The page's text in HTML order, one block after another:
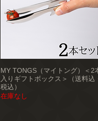
MY TONGS（マイトング）＜2
入りギフトボックス＞（送料込
税込）
在庫なし